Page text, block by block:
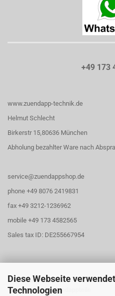
Diese Webseite
Technologien
+49 173
www.zuendapp-technik.de
Helmut Schlecht
Birkerstr 15,80636 München
Abholung bezahlter Ware nach
service@zuendappshop.de
phone +49 8076 2419831
fax +49 3212-1236962
mobile +49 173 4582565
Sales tax ID: DE255667954
Öffnungszeiten
Abholung für Zündappteile